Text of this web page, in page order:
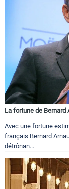
La fortune de Bernard
Avec une fortune
français Bernard
détrônan...